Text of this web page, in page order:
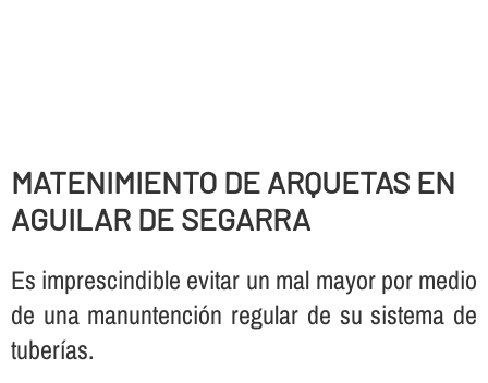
MATENIMIENTO DE ARQUETAS EN
AGUILAR DE SEGARRA
Es imprescindible evitar un mal mayor por medio
de una manuntención regular de su sistema de
tuberí­as.